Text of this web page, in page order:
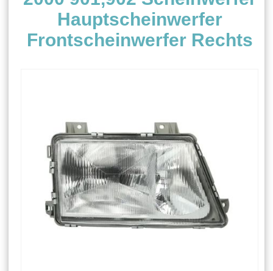
Hauptscheinwerfer
Frontscheinwerfer Rechts